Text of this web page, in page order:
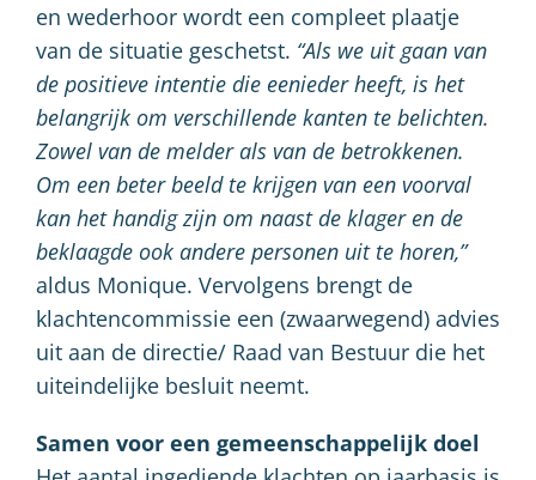
en wederhoor wordt een compleet plaatje
van de situatie geschetst. “Als we uit gaan van
de positieve intentie die eenieder heeft, is het
belangrijk om verschillende kanten te belichten.
Zowel van de melder als van de betrokkenen.
Om een beter beeld te krijgen van een voorval
kan het handig zijn om naast de klager en de
beklaagde ook andere personen uit te horen,”
aldus Monique. Vervolgens brengt de
klachtencommissie een (zwaarwegend) advies
uit aan de directie/ Raad van Bestuur die het
uiteindelijke besluit neemt.
Samen voor een gemeenschappelijk doel